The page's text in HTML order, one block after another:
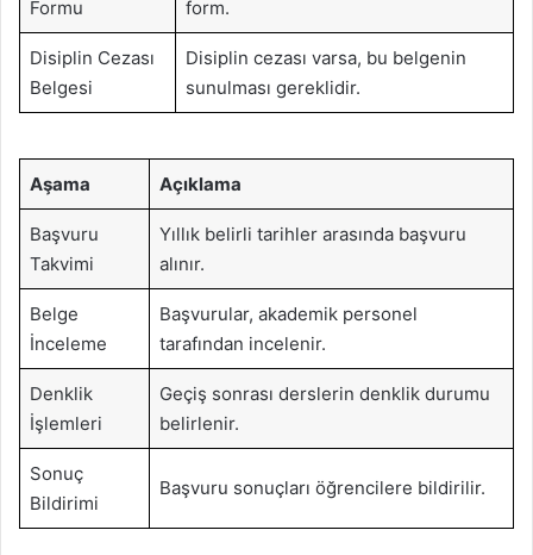
Formu
form.
Disiplin Cezası
Belgesi
Disiplin cezası varsa, bu belgenin
sunulması gereklidir.
Aşama Açıklama
Başvuru
Takvimi
Yıllık belirli tarihler arasında başvuru
alınır.
Belge
İnceleme
Başvurular, akademik personel
tarafından incelenir.
Denklik
İşlemleri
Geçiş sonrası derslerin denklik durumu
belirlenir.
Sonuç
Bildirimi
Başvuru sonuçları öğrencilere bildirilir.